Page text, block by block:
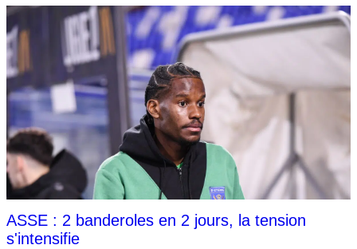
ASSE : 2 banderoles en 2 jours, la tension
s'intensifie